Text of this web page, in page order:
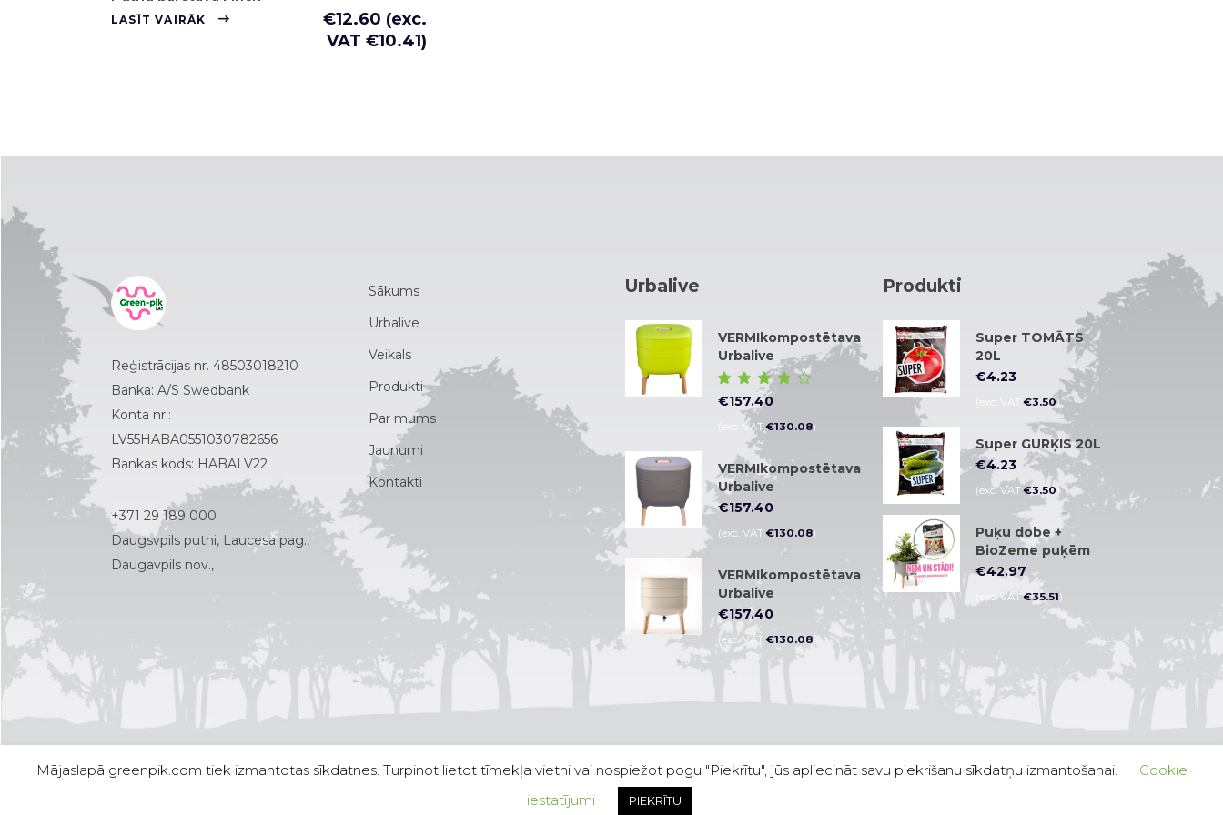
€12.60 (exc.
VAT €10.41)
LASĪT VAIRĀK
Reģistrācijas nr. 48503018210
Banka: A/S Swedbank
Konta nr.:
LV55HABA0551030782656
Bankas kods: HABALV22
+371 29 189 000
Daugsvpils putni, Laucesa pag.,
Daugavpils nov.,
Sākums
Urbalive
Veikals
Produkti
Par mums
Jaunumi
Kontakti
Urbalive
VERMIkompostētava
Urbalive
Novērtēts
ar
4.00
no 5
€157.40
(exc. VAT€130.08)
VERMIkompostētava
Urbalive
€157.40
(exc. VAT€130.08)
VERMIkompostētava
Urbalive
€157.40
(exc. VAT€130.08)
Produkti
Super TOMĀTS
20L
€4.23
(exc. VAT€3.50)
Super GURĶIS 20L
€4.23
(exc. VAT€3.50 )
Puķu dobe +
BioZeme puķēm
€42.97
(exc. VAT€35.51)
Mājaslapā greenpik.com tiek izmantotas sīkdatnes. Turpinot lietot tīmekļa vietni vai nospiežot pogu "Piekrītu", jūs apliecināt savu piekrišanu sīkdatņu izmantošanai.
Cookie
iestatījumi
PIEKRĪTU